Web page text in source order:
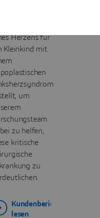
Herzens für
Kleinkind mit
um
zu helfen,
kritische
zu
Kundenbericht
lesen